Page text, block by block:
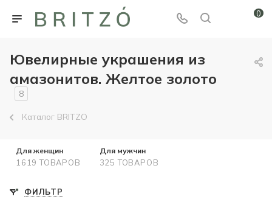
0
Ювелирные украшения из
амазонитов. Желтое золото
8
Каталог BRITZO
Для женщин
1619 ТОВАРОВ
Для мужчин
325 ТОВАРОВ
ФИЛЬТР